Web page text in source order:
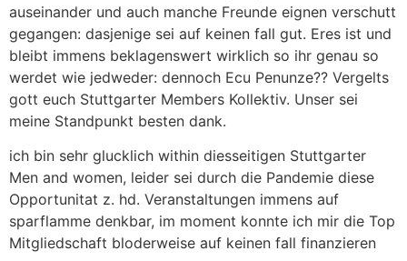
auseinander und auch manche Freunde eignen verschutt
gegangen: dasjenige sei auf keinen fall gut. Eres ist und
bleibt immens beklagenswert wirklich so ihr genau so
werdet wie jedweder: dennoch Ecu Penunze?? Vergelts
gott euch Stuttgarter Members Kollektiv. Unser sei
meine Standpunkt besten dank.
ich bin sehr glucklich within diesseitigen Stuttgarter
Men and women, leider sei durch die Pandemie diese
Opportunitat z. hd. Veranstaltungen immens auf
sparflamme denkbar, im moment konnte ich mir die Top
Mitgliedschaft bloderweise auf keinen fall finanzieren